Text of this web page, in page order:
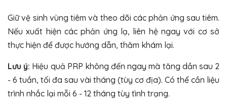
Giữ vệ sinh vùng tiêm và theo dõi các phản ứng sau tiêm.
Nếu xuất hiện các phản ứng lạ, liên hệ ngay với cơ sở
thực hiện để được hướng dẫn, thăm khám lại.
Lưu ý: Hiệu quả PRP không đến ngay mà tăng dần sau 2
- 6 tuần, tối đa sau vài tháng (tùy cơ địa). Có thể cần liệu
trình nhắc lại mỗi 6 - 12 tháng tùy tình trạng.